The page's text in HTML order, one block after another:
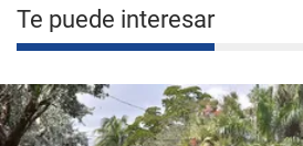
Te puede interesar